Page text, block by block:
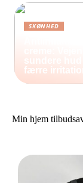
SKØNHED
sundere hud
færre
Min hjem